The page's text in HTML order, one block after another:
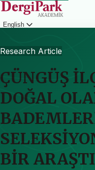
English
Research Article
ÇÜNGÜŞ
DOĞAL
BİR